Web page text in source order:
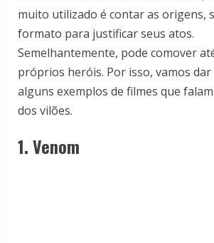
muito utilizado é contar as origens,
formato para justificar seus atos.
Semelhantemente, pode comover
próprios heróis. Por isso, vamos
alguns exemplos de filmes que
dos vilões.
1. Venom